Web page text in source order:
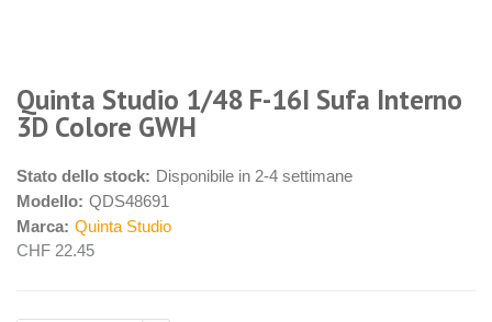
Quinta Studio 1/48 F-16I Sufa Interno
3D Colore GWH
Stato dello stock: Disponibile in 2-4 settimane
Modello: QDS48691
Marca: Quinta Studio
CHF 22.45